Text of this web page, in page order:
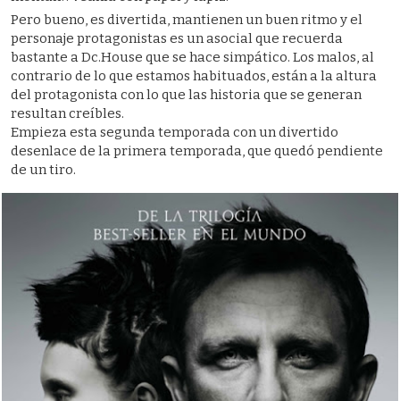
Pero bueno, es divertida, mantienen un buen ritmo y el
personaje protagonistas es un asocial que recuerda
bastante a Dc.House que se hace simpático. Los malos, al
contrario de lo que estamos habituados, están a la altura
del protagonista con lo que las historia que se generan
resultan creíbles.
Empieza esta segunda temporada con un divertido
desenlace de la primera temporada, que quedó pendiente
de un tiro.